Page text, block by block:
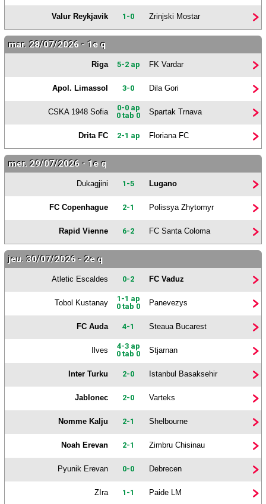
Valur Reykjavik 1-0 Zrinjski Mostar
mar. 28/07/2026 - 1e q
Riga 5-2 ap FK Vardar
Apol. Limassol 3-0 Dila Gori
CSKA 1948 Sofia
0-0 ap
0 tab 0
Spartak Trnava
Drita FC 2-1 ap Floriana FC
mer. 29/07/2026 - 1e q
Dukagjini 1-5 Lugano
FC Copenhague 2-1 Polissya Zhytomyr
Rapid Vienne 6-2 FC Santa Coloma
jeu. 30/07/2026 - 2e q
Atletic Escaldes 0-2 FC Vaduz
Tobol Kustanay
1-1 ap
0 tab 0
Panevezys
FC Auda 4-1 Steaua Bucarest
Ilves
4-3 ap
0 tab 0
Stjarnan
Inter Turku 2-0 Istanbul Basaksehir
Jablonec 2-0 Varteks
Nomme Kalju 2-1 Shelbourne
Noah Erevan 2-1 Zimbru Chisinau
Pyunik Erevan 0-0 Debrecen
ZIra 1-1 Paide LM